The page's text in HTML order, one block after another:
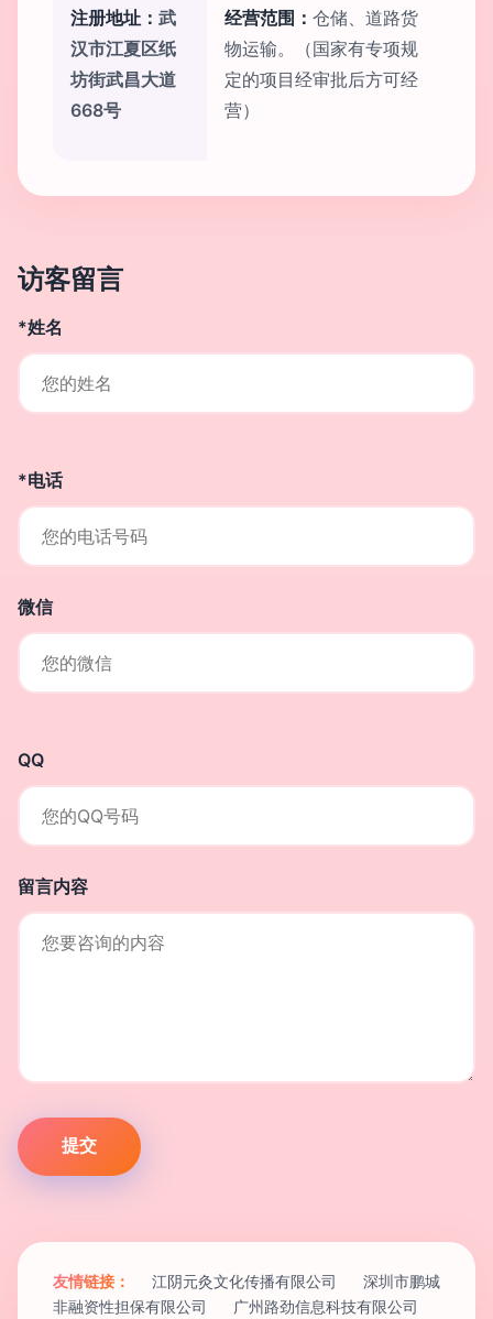
注册地址： 武
汉市江夏区纸
坊街武昌大道
668号
经营范围： 仓储、道路货
物运输。（国家有专项规
定的项目经审批后方可经
营）
访客留言
*姓名
*电话
微信
QQ
留言内容
友情链接： 江阴元灸文化传播有限公司
深圳市鹏城
非融资性担保有限公司
广州路劲信息科技有限公司